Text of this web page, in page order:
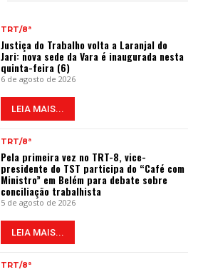
TRT/8ª
Justiça do Trabalho volta a Laranjal do
Jari: nova sede da Vara é inaugurada nesta
quinta-feira (6)
6 de agosto de 2026
LEIA MAIS...
TRT/8ª
Pela primeira vez no TRT-8, vice-
presidente do TST participa do “Café com
Ministro” em Belém para debate sobre
conciliação trabalhista
5 de agosto de 2026
LEIA MAIS...
TRT/8ª